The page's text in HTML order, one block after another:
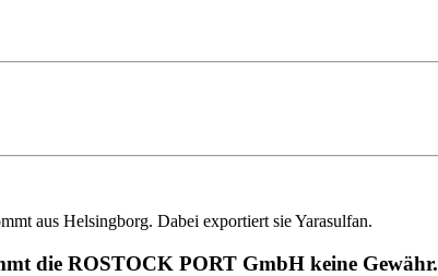
aus Helsingborg. Dabei exportiert sie Yarasulfan.
die ROSTOCK PORT GmbH keine Gewähr.